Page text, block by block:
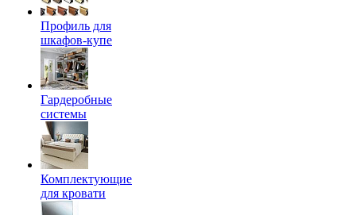
Профиль для
шкафов-купе
Гардеробные
системы
Комплектующие
для кровати